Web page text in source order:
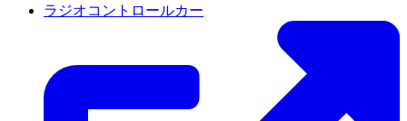
ラジオコントロールカー